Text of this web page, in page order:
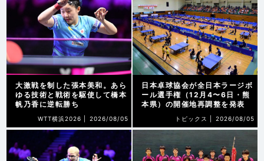
大激戦を制した張本美和。あら
ゆる技術と戦術を駆使して橋本
帆乃香に逆転勝ち
WTT横浜2026 | 2026/08/05
日本卓球協会が全日本ラージボ
ール選手権（12月4〜6日・熊
本県）の開催地再調整を発表
トピックス | 2026/08/05